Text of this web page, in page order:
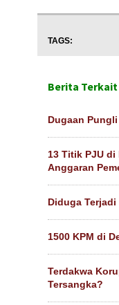
TAGS:
Berita Terkait
Dugaan
13 Titik PJU
Anggaran
Diduga
1500 KPM di
Terdakwa
Tersangka?